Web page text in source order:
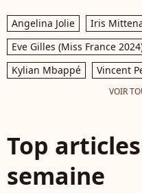
Angelina Jolie Iris
Eve Gilles (Miss France
Kylian Mbappé
Vincent
VOIR
Top
semaine